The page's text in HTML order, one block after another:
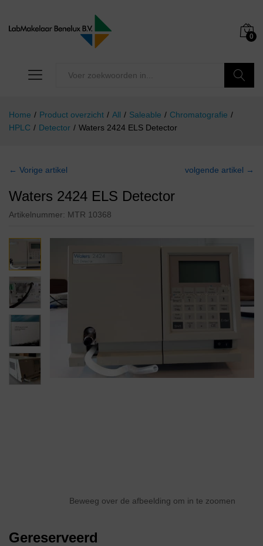
0
Home / Product overzicht / All / Saleable / Chromatografie /
HPLC / Detector / Waters 2424 ELS Detector
← Vorige artikel volgende artikel →
Waters 2424 ELS Detector
Artikelnummer: MTR 10368
Beweeg over de afbeelding om in te zoomen
Gereserveerd